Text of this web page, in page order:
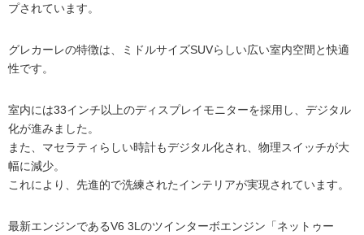
プされています。
グレカーレの特徴は、ミドルサイズSUVらしい広い室内空間と快適
性です。
室内には33インチ以上のディスプレイモニターを採用し、デジタル
化が進みました。
また、マセラティらしい時計もデジタル化され、物理スイッチが大
幅に減少。
これにより、先進的で洗練されたインテリアが実現されています。
最新エンジンであるV6 3Lのツインターボエンジン「ネットゥー